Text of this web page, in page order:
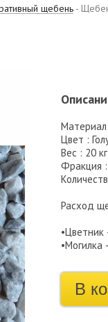
щебень -
Цвет :
Вес : 20 кг
Фракция
Расход
В